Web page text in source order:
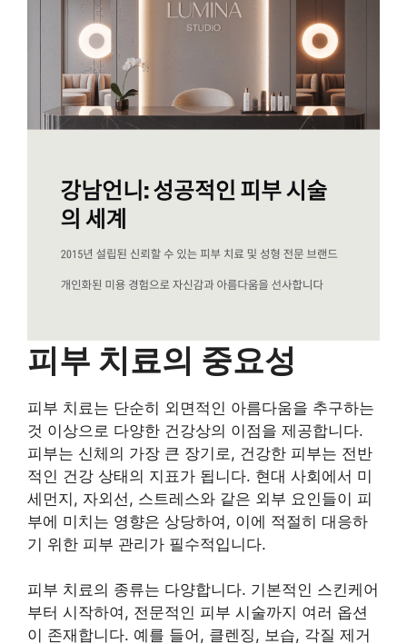
피부 치료의 중요성
피부 치료는 단순히 외면적인 아름다움을 추구하는
것 이상으로 다양한 건강상의 이점을 제공합니다.
피부는 신체의 가장 큰 장기로, 건강한 피부는 전반
적인 건강 상태의 지표가 됩니다. 현대 사회에서 미
세먼지, 자외선, 스트레스와 같은 외부 요인들이 피
부에 미치는 영향은 상당하여, 이에 적절히 대응하
기 위한 피부 관리가 필수적입니다.
피부 치료의 종류는 다양합니다. 기본적인 스킨케어
부터 시작하여, 전문적인 피부 시술까지 여러 옵션
이 존재합니다. 예를 들어, 클렌징, 보습, 각질 제거